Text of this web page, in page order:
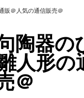
販＠人気の通信販売＠
陶器の
人形の
＠